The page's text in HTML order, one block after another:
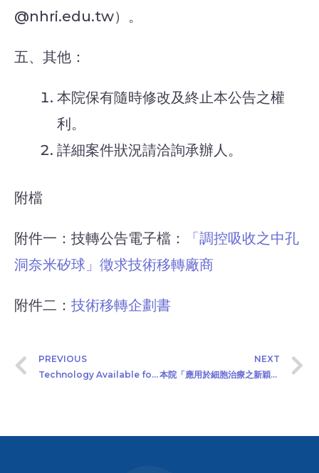
@nhri.edu.tw）。
五、其他：
本院保有隨時修改及終止本公告之權
利。
詳細案件狀況請洽詢承辦人。
附檔
附件一：技轉公告電子檔：
「調控吸收之中孔
洞奈米矽球」徵求技術移轉廠商
附件二： 技術移轉企劃書
PREVIOUS
Technology Available for Industry-Academia Collaboration or Technology Licensing. “Opioid Receptor Allosteric Modifier: DBPR116” (2021/1/28)
NEXT
本院「應用於細胞治療之新穎癌症抗原(cancer antigen)抗體」公開徵求產學合作廠商(2021/2/25)